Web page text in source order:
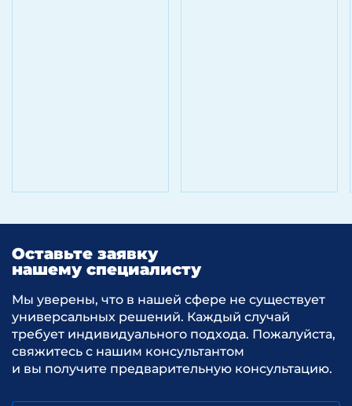
Оставьте заявку
нашему специалисту
Мы уверены, что в нашей сфере не существует
универсальных решений. Каждый случай
требует индивидуального подхода. Пожалуйста,
свяжитесь с нашим консультантом
и вы получите предварительную консультацию.